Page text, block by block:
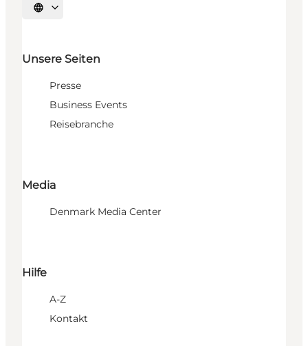
Sprache auswählen
Unsere Seiten
Presse
Business Events
Reisebranche
Media
Denmark Media Center
Hilfe
A-Z
Kontakt